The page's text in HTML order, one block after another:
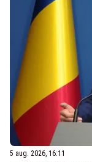
5 aug. 2026, 16:11